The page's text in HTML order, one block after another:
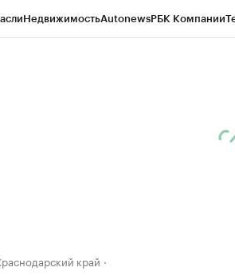
НедвижимостьAutonewsРБК Компании
край